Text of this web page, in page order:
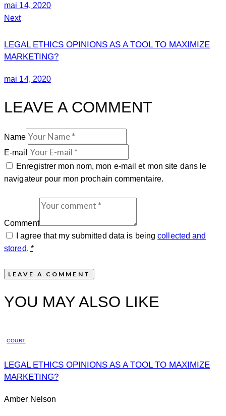
mai 14, 2020
Next
LEGAL ETHICS OPINIONS AS A TOOL TO MAXIMIZE
MARKETING?
mai 14, 2020
LEAVE A COMMENT
Name
E-mail
Enregistrer mon nom, mon e-mail et mon site dans le
navigateur pour mon prochain commentaire.
Comment
I agree that my submitted data is beingcollected and
stored. *
YOU MAY ALSO LIKE
COURT
LEGAL ETHICS OPINIONS AS A TOOL TO MAXIMIZE
MARKETING?
Amber Nelson